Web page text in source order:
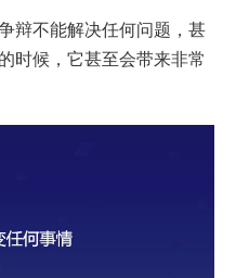
辩不能解决任何问题，甚
时候，它甚至会带来非常